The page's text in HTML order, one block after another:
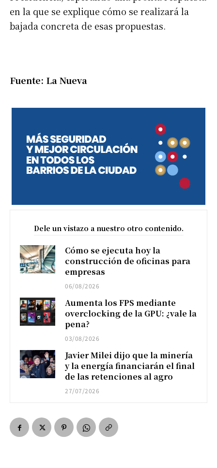
en la que se explique cómo se realizará la
bajada concreta de esas propuestas.
Fuente: La Nueva
Dele un vistazo a nuestro otro contenido.
Cómo se ejecuta hoy la
construcción de oficinas para
empresas
06/08/2026
Aumenta los FPS mediante
overclocking de la GPU: ¿vale la
pena?
03/08/2026
Javier Milei dijo que la minería
y la energía financiarán el final
de las retenciones al agro
27/07/2026